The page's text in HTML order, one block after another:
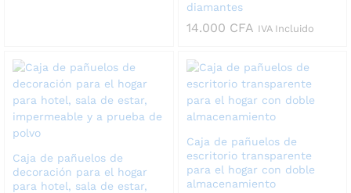
diamantes
14.000 CFA IVA Incluido
Caja de pañuelos de
decoración para el hogar
para hotel, sala de estar,
Caja de pañuelos de
escritorio transparente
para el hogar con doble
almacenamiento